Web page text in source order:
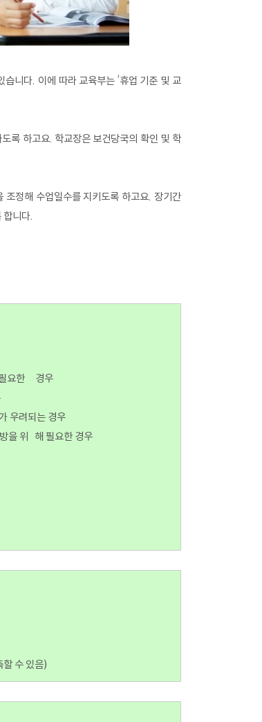
니다. 이에 따라 교육부는 ‘휴업 기준 및 교
록 하고요. 학교장은 보건당국의 확인 및 학
정해 수업일수를 지키도록 하고요. 장기간
합니다.
필요한 경우
우려되는 경우
을 위 해 필요한 경우
수 있음)